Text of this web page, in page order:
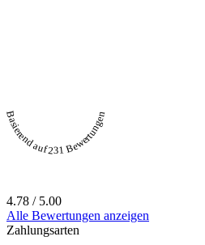
Basierend auf 231 Bewertungen
4.78 / 5.00
Alle Bewertungen anzeigen
Zahlungsarten